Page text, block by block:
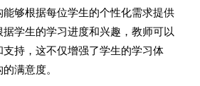
够根据每位学生的个性化需求提供
学生的学习进度和兴趣，教师可以
持，这不仅增强了学生的学习体
满意度。